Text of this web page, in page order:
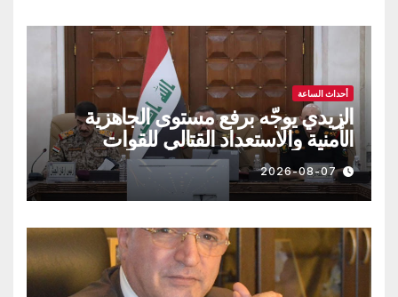
أحداث الساعة
الزيدي يوجّه برفع مستوى الجاهزية
الأمنية والاستعداد القتالي للقوات
العراقية!!
2026-08-07